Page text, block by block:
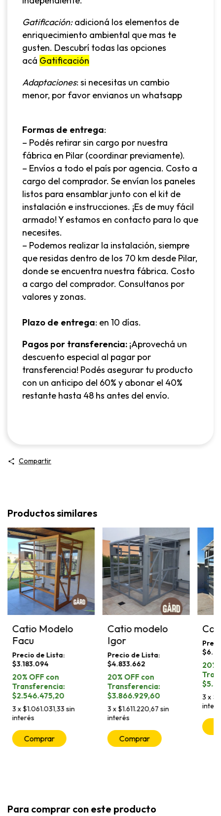
Gatificación:adicioná los elementos de
enriquecimiento ambiental que mas te
gusten. Descubrí todas las opciones
acá Gatificación
Adaptaciones: si necesitas un cambio
menor, por favor envianos un whatsapp
Formas de entrega:
– Podés retirar sin cargo por nuestra
fábrica en Pilar (coordinar previamente).
– Envíos a todo el país por agencia. Costo a
cargo del comprador. Se envían los paneles
listos para ensamblar junto con el kit de
instalación e instrucciones. ¡Es de muy fácil
armado! Y estamos en contacto para lo que
necesites.
– Podemos realizar la instalación, siempre
que residas dentro de los 70 km desde Pilar,
donde se encuentra nuestra fábrica. Costo
a cargo del comprador. Consultanos por
valores y zonas.
Plazo de entrega: en 10 días.
Pagos por transferencia: ¡Aprovechá un
descuento especial al pagar por
transferencia! Podés asegurar tu producto
con un anticipo del 60% y abonar el 40%
restante hasta 48 hs antes del envío.
Compartir
Productos similares
Catio Modelo
Facu
$3.183.094
$2.546.475,20
3 x$1.061.031,33 sin
interés
Comprar
Catio modelo
Igor
$4.833.662
$3.866.929,60
3x$1.611.220,67sin
interés
Comprar
3 x
Para comprar con este producto